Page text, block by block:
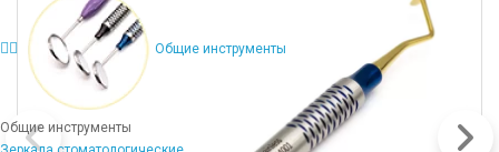
Общие инструменты
Общие инструменты